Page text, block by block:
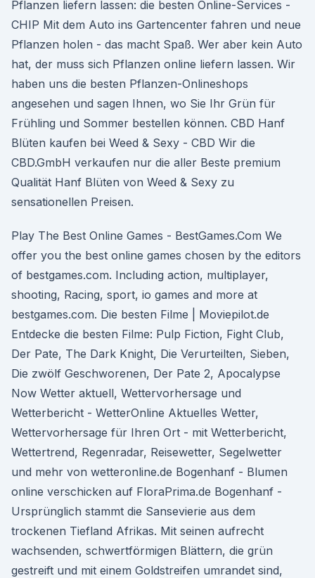
Pflanzen liefern lassen: die besten Online-Services -
CHIP Mit dem Auto ins Gartencenter fahren und neue
Pflanzen holen - das macht Spaß. Wer aber kein Auto
hat, der muss sich Pflanzen online liefern lassen. Wir
haben uns die besten Pflanzen-Onlineshops
angesehen und sagen Ihnen, wo Sie Ihr Grün für
Frühling und Sommer bestellen können. CBD Hanf
Blüten kaufen bei Weed & Sexy - CBD Wir die
CBD.GmbH verkaufen nur die aller Beste premium
Qualität Hanf Blüten von Weed & Sexy zu
sensationellen Preisen.
Play The Best Online Games - BestGames.Com We
offer you the best online games chosen by the editors
of bestgames.com. Including action, multiplayer,
shooting, Racing, sport, io games and more at
bestgames.com. Die besten Filme | Moviepilot.de
Entdecke die besten Filme: Pulp Fiction, Fight Club,
Der Pate, The Dark Knight, Die Verurteilten, Sieben,
Die zwölf Geschworenen, Der Pate 2, Apocalypse
Now Wetter aktuell, Wettervorhersage und
Wetterbericht - WetterOnline Aktuelles Wetter,
Wettervorhersage für Ihren Ort - mit Wetterbericht,
Wettertrend, Regenradar, Reisewetter, Segelwetter
und mehr von wetteronline.de Bogenhanf - Blumen
online verschicken auf FloraPrima.de Bogenhanf -
Ursprünglich stammt die Sansevierie aus dem
trockenen Tiefland Afrikas. Mit seinen aufrecht
wachsenden, schwertförmigen Blättern, die grün
gestreift und mit einem Goldstreifen umrandet sind,